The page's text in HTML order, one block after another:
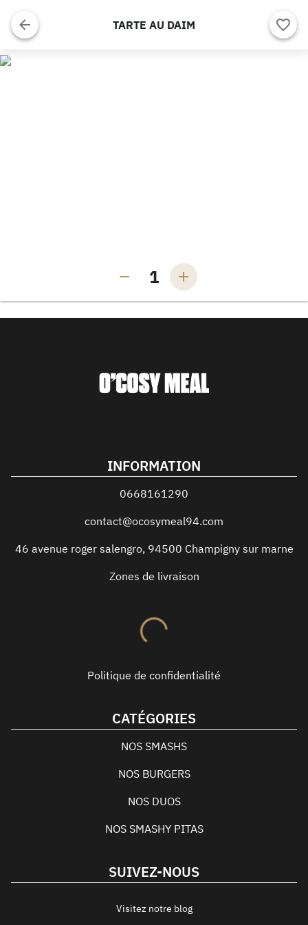
TARTE AU DAIM
1
INFORMATION
0668161290
contact@ocosymeal94.com
46 avenue roger salengro, 94500 Champigny sur marne
Zones de livraison
Politique de confidentialité
CATÉGORIES
NOS SMASHS
NOS BURGERS
NOS DUOS
NOS SMASHY PITAS
SUIVEZ-NOUS
Visitez notre blog